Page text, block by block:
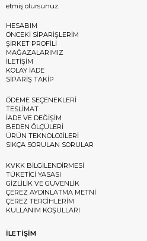
etmiş olursunuz.
HESABIM
ÖNCEKİ SİPARİŞLERİM
ŞİRKET PROFİLİ
MAĞAZALARIMIZ
İLETİŞİM
KOLAY İADE
SİPARİŞ TAKİP
ÖDEME SEÇENEKLERİ
TESLİMAT
İADE VE DEĞİŞİM
BEDEN ÖLÇÜLERİ
ÜRÜN TEKNOLOJİLERİ
SIKÇA SORULAN SORULAR
KVKK BİLGİLENDİRMESİ
TÜKETİCİ YASASI
GİZLİLİK VE GÜVENLİK
ÇEREZ AYDINLATMA METNİ
ÇEREZ TERCİHLERİM
KULLANIM KOŞULLARI
İLETİŞİM